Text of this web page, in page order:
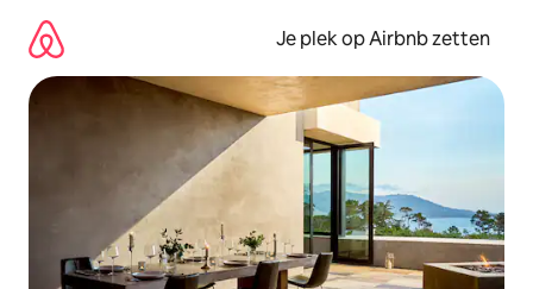
direct
naar
inhoud
Je plek op Airbnb zetten